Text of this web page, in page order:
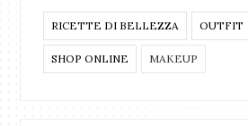
RICETTE DI BELLEZZA OUTFIT
SHOP ONLINE MAKEUP